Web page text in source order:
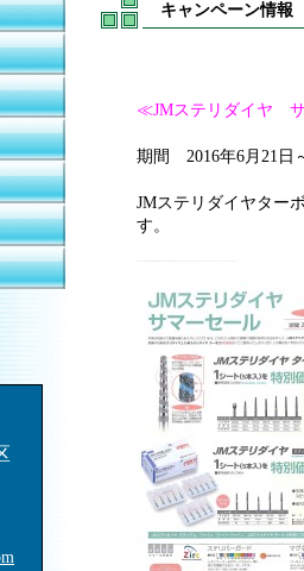
キャンペーン情報
≪JMステリダイヤ
期間 2016年6月21日
JMステリダイヤター
す。